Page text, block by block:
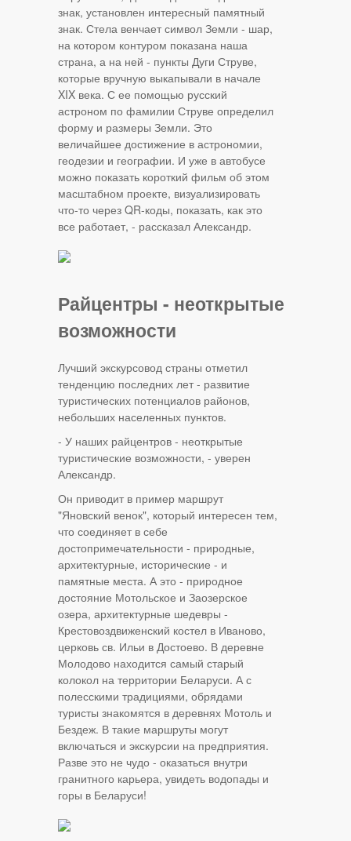
знак, установлен интересный памятный
знак. Стела венчает символ Земли - шар,
на котором контуром показана наша
страна, а на ней - пункты Дуги Струве,
которые вручную выкапывали в начале
XIX века. С ее помощью русский
астроном по фамилии Струве определил
форму и размеры Земли. Это
величайшее достижение в астрономии,
геодезии и географии. И уже в автобусе
можно показать короткий фильм об этом
масштабном проекте, визуализировать
что-то через QR-коды, показать, как это
все работает, - рассказал Александр.
Райцентры - неоткрытые
возможности
Лучший экскурсовод страны отметил
тенденцию последних лет - развитие
туристических потенциалов районов,
небольших населенных пунктов.
- У наших райцентров - неоткрытые
туристические возможности, - уверен
Александр.
Он приводит в пример маршрут
"Яновский венок", который интересен тем,
что соединяет в себе
достопримечательности - природные,
архитектурные, исторические - и
памятные места. А это - природное
достояние Мотольское и Заозерское
озера, архитектурные шедевры -
Крестовоздвиженский костел в Иваново,
церковь св. Ильи в Достоево. В деревне
Молодово находится самый старый
колокол на территории Беларуси. А с
полесскими традициями, обрядами
туристы знакомятся в деревнях Мотоль и
Бездеж. В такие маршруты могут
включаться и экскурсии на предприятия.
Разве это не чудо - оказаться внутри
гранитного карьера, увидеть водопады и
горы в Беларуси!